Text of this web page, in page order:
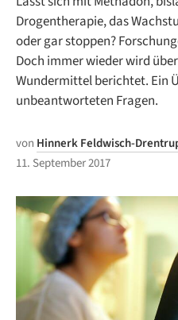
Drogentherapie, das
oder gar stoppen?
Doch immer wieder wird
Wundermittel berichtet. Ein
unbeantworteten Fragen.
von Hinnerk Feldwisch-
11. September 2017